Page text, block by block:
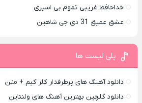
خداحافظ غریبی تموم بی اسیری
عشق عمیق 31 دی جی شاهین
پلی لیست ها
دانلود آهنگ های پرطرفدار کلر کیم + متن
دانلود گلچین بهترین آهنگ های ولنتاین